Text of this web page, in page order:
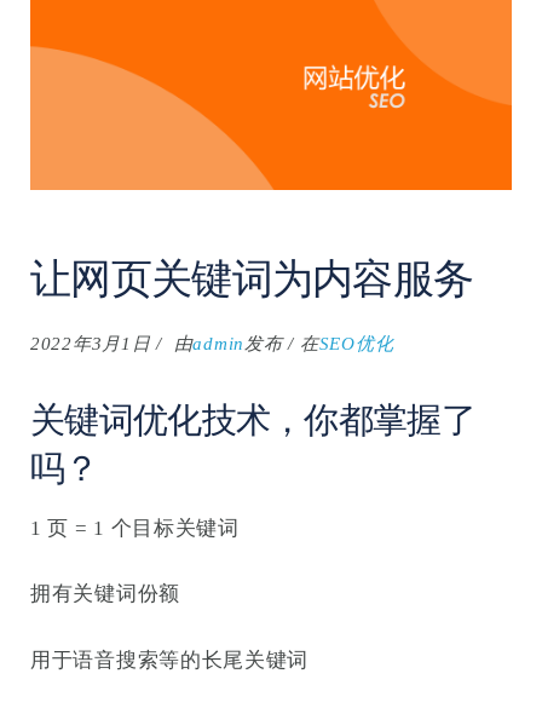
让网页关键词为内容服务
2022年3月1日 由admin发布 在SEO优化
关键词优化技术，你都掌握了
吗？
1 页 = 1 个目标关键词
拥有关键词份额
用于语音搜索等的长尾关键词